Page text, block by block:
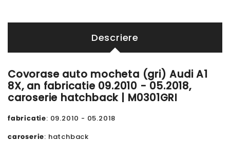
Descriere
Covorase auto mocheta (gri) Audi A1
8X, an fabricatie 09.2010 - 05.2018,
caroserie hatchback | M0301GRI
fabricatie: 09.2010 - 05.2018
caroserie: hatchback